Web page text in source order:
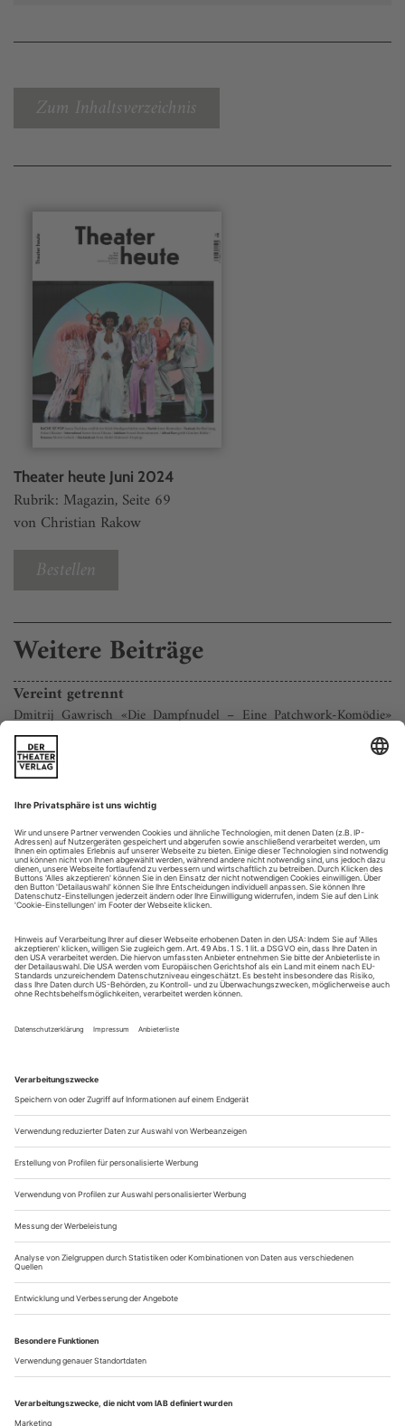
Zum Inhaltsverzeichnis
Theater heute Juni 2024
Rubrik: Magazin, Seite 69
von Christian Rakow
Bestellen
Weitere Beiträge
Vereint getrennt
Dmitrij Gawrisch «Die Dampfnudel – Eine Patchwork-Komödie»
(U) am Vidmar Bern
In der Saison 2022/23 war der Schriftsteller Dmitrij
Gawrisch Hausautor bei den Bühnen Bern. Damals hat er
Ibsens «Volksfeind» überschrieben: aus der Perspektive einer
antretenden Generation, die das toxische Erbe ihrer
Vorgänger übernehmen muss (s. TH 3/23). Tochter Petra,
gewöhnlich nicht so im Vordergrund, wurde zur modernsten
Figur des Dramas, übernahm...
Showroom 6/24
Aktuelle Ausstellungen
BERLIN, GROPIUS BAU
bis 14.7., Radical Playgrounds: From Competition to
Internationale Künstler:innen verwandeln den Parkplatz
neben dem Gropius Bau in radikale Spielräume, auf denen
u.a. Florentina Holzinger, Tomás Saraceno und Céline Con-
dorelli einen elfwöchigen Kunstparcours unter dem Motto
«From Competition to Collaboration» gestalten. Die von...
Moskauer Machtzirkus
Viktor Jerofejew «Der Große Gopnik» (U) am Theater Freiburg
Stalin sitzt breitbeinig im Dampfbad. Unter seinem Handtuch
wuchert ein Penismonster hervor, träge wie eine
Würgeschlange. Ein groteskes Attribut der Tyrannenmacht.
Holger Kunkel trägt das Geni-Teil angemessen selbstgefällig
zur Schau, er verkörpert hier im Freiburger Großen Haus ja
auch den obszönsten Grobian, unter dem die Sowjetunion im